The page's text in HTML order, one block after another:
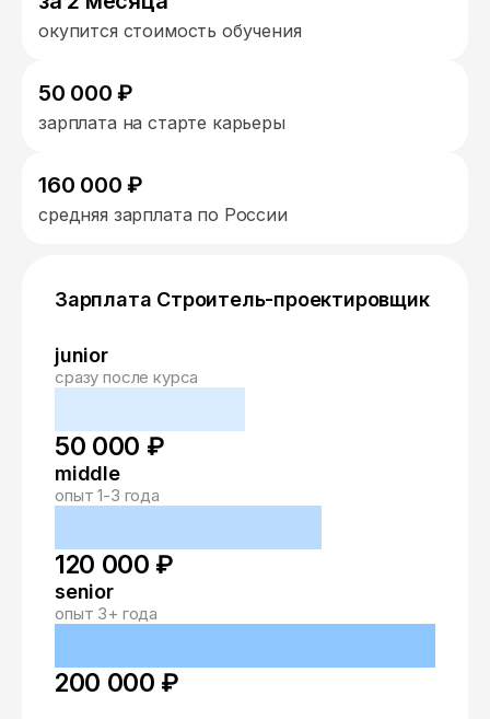
окупится стоимость обучения
50 000 ₽
зарплата на старте карьеры
160 000 ₽
средняя зарплата по России
Зарплата Строитель-проектировщик
junior
сразу после курса
50 000 ₽
middle
опыт 1-3 года
120 000 ₽
senior
опыт 3+ года
200 000 ₽